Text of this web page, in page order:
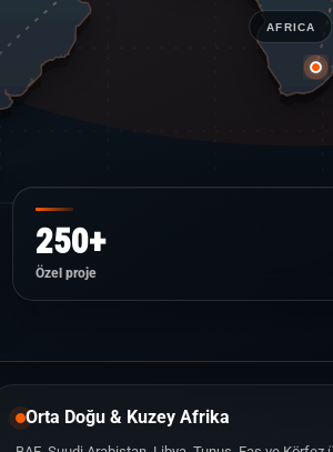
AFRICA
250+
Özel proje
Orta Doğu & Kuzey Afrika